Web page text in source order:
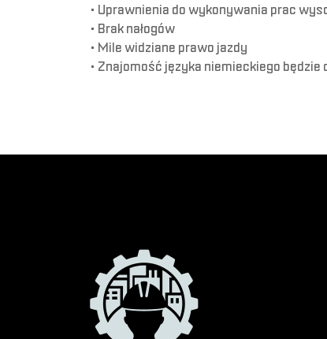
• Uprawnienia do wykonywania prac
• Brak nałogów
• Mile widziane prawo jazdy
• Znajomość języka niemieckiego